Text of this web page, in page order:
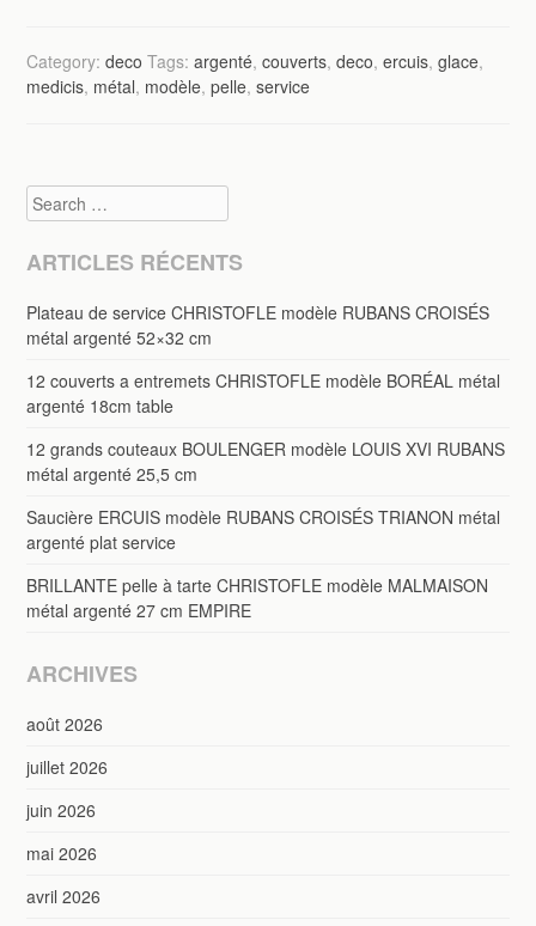
Category:deco Tags:argenté,couverts,deco,ercuis,glace,
medicis, métal, modèle,pelle,service
Search
ARTICLES RÉCENTS
Plateau de service CHRISTOFLE modèle RUBANS CROISÉS
métal argenté 52×32 cm
12 couverts a entremets CHRISTOFLE modèle BORÉAL métal
argenté 18cm table
12 grands couteaux BOULENGER modèle LOUIS XVI RUBANS
métal argenté 25,5 cm
Saucière ERCUIS modèle RUBANS CROISÉS TRIANON métal
argenté plat service
BRILLANTE pelle à tarte CHRISTOFLE modèle MALMAISON
métal argenté 27 cm EMPIRE
ARCHIVES
août 2026
juillet 2026
juin 2026
mai 2026
avril 2026